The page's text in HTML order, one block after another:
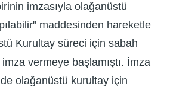
imzasıyla olağanüstü
maddesinden hareketle
Kurultay süreci için sabah
vermeye başlamıştı. İmza
olağanüstü kurultay için